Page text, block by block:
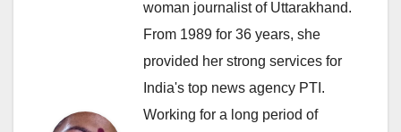
woman journalist of Uttarakhand.
From 1989 for 36 years, she
provided her strong services for
India's top news agency PTI.
Working for a long period of